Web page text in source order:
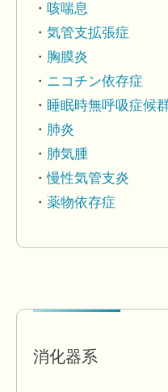
咳喘息
気管支拡張症
胸膜炎
ニコチン依存症
睡眠時無呼吸症候
肺炎
肺気腫
慢性気管支炎
薬物依存症
消化器系